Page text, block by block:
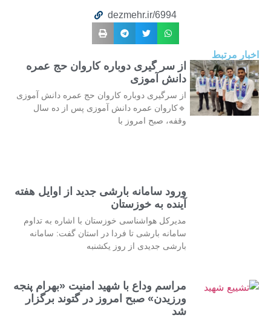
dezmehr.ir/6994
اخبار مرتبط
از سر گیری دوباره کاروان حج عمره
دانش آموزی
از سرگیری دوباره کاروان حج عمره دانش آموزی
🔹کاروان عمره دانش آموزی پس از ده سال
وقفه، صبح امروز با
ورود سامانه بارشی جدید از اوایل هفته
آینده به خوزستان
مدیرکل هواشناسی خوزستان با اشاره به تداوم
سامانه بارشی تا فردا در استان گفت: سامانه
بارشی جدیدی از روز یکشنبه
مراسم وداع با شهید امنیت «بهرام پنجه
ورزیدن» صبح امروز در گتوند برگزار
شد